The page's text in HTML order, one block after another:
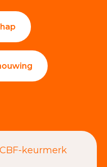
keurmerk